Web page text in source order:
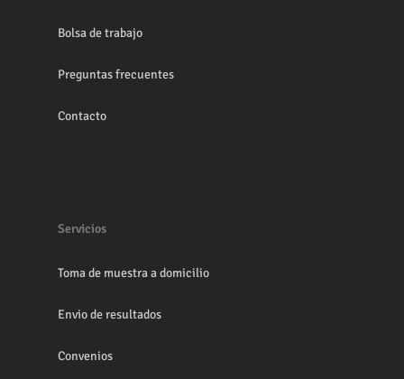
Bolsa de trabajo
Preguntas frecuentes
Contacto
Servicios
Toma de muestra a domicilio
Envio de resultados
Convenios